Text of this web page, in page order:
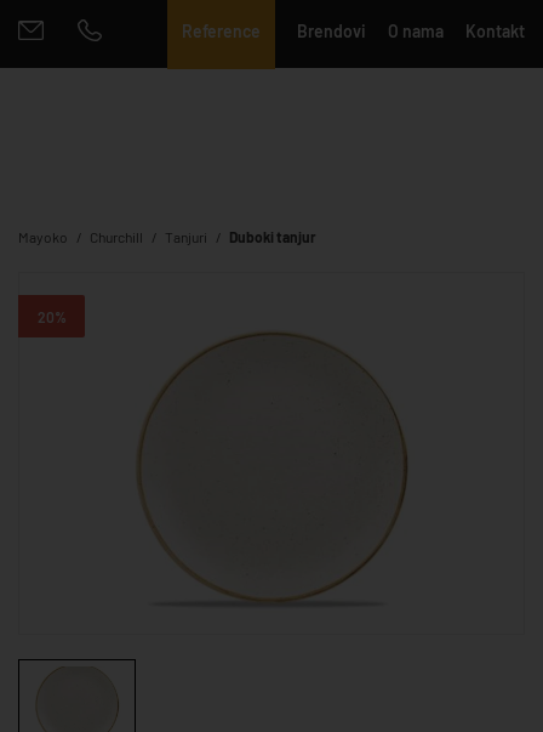
Reference Brendovi O nama Kontakt
Mayoko Churchill Tanjuri Duboki tanjur
20%